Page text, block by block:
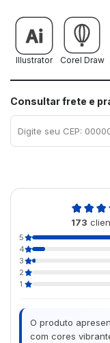
Illustrator Corel Draw
Consultar frete e
173
5
4
3
2
1
O produto
com cores